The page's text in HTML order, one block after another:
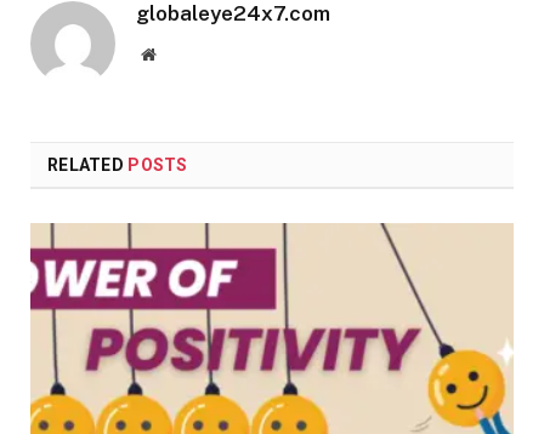
globaleye24x7.com
Website
RELATED POSTS